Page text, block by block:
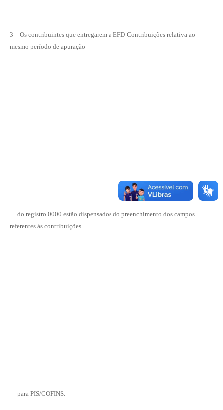
3 – Os contribuintes que entregarem a EFD-Contribuições relativa ao
mesmo período de apuração
do registro 0000 estão dispensados do preenchimento dos campos
referentes às contribuições
para PIS/COFINS.